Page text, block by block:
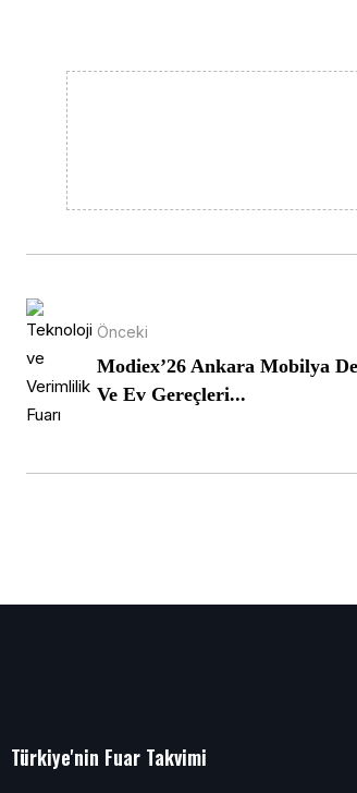
Önceki
Modiex’26 Ankara Mobilya
Ve Ev Gereçleri...
Türkiye'nin Fuar Takvimi